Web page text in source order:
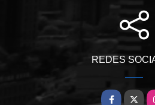
REDES
Facebook
X